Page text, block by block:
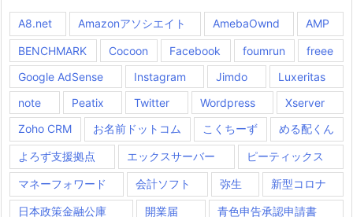
A8.net Amazonアソシエイト AmebaOwnd AMP
BENCHMARK Cocoon Facebook foumrun
freee
Google AdSense
Instagram Jimdo
Luxeritas
note
Peatix Twitter Wordpress
Xserver
Zoho CRM
お名前ドットコム こくちーず める配くん
よろず支援拠点 エックスサーバー ピーティックス
マネーフォワード 会計ソフト 弥生 新型コロナ
日本政策金融公庫 開業届 青色申告承認申請書